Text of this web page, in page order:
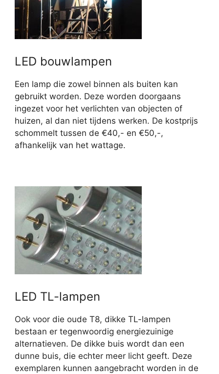
LED bouwlampen
Een lamp die zowel binnen als buiten kan
gebruikt worden. Deze worden doorgaans
ingezet voor het verlichten van objecten of
huizen, al dan niet tijdens werken. De kostprijs
schommelt tussen de €40,- en €50,-,
afhankelijk van het wattage.
LED TL-lampen
Ook voor die oude T8, dikke TL-lampen
bestaan er tegenwoordig energiezuinige
alternatieven. De dikke buis wordt dan een
dunne buis, die echter meer licht geeft. Deze
exemplaren kunnen aangebracht worden in de